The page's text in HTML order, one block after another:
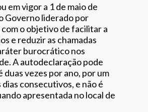
em vigor a 1 de maio de
Governo liderado por
o objetivo de facilitar a
e reduzir as chamadas
burocrático nos
A autodeclaração pode
duas vezes por ano, por um
consecutivos, e não é
apresentada no local de